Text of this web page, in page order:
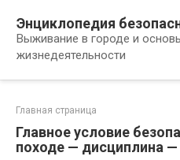
контенту
Энциклопедия
Выживание в городе и
жизнедеятельности
Главная страница
Главное условие
походе — дисциплина